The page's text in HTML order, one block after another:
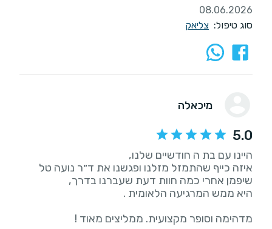
08.06.2026
סוג טיפול: צליאק
מיכאלה
5.0
איזה כייף שהתמזל מזלנו ופגשנו את ד״ר נועה טל
מדהימה וסופר מקצועית. ממליצים מאוד !